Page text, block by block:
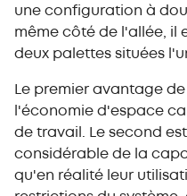
une configuration à
même côté de l'allée, il
deux palettes situées
Le premier avantage
l'économie d'espace
de travail. Le second
considérable de la
qu'en réalité leur